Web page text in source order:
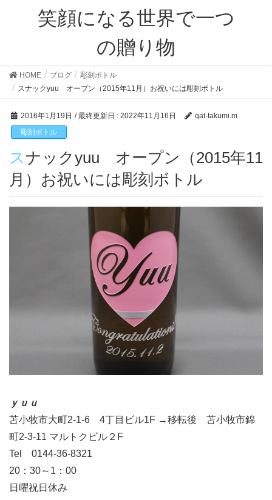
笑顔になる世界で一つ
の贈り物
HOME ブログ
彫刻ボトル
スナックyuu オープン（2015年11月）お祝いには彫刻ボトル
2016年1月19日 / 最終更新日 : 2022年11月16日
qat-takumi.m
彫刻ボトル
スナックyuu オープン（2015年11
月）お祝いには彫刻ボトル
ｙｕｕ
苫小牧市大町2-1-6 4丁目ビル1F →移転後 苫小牧市錦
町2-3-11 マルトクビル２F
Tel 0144-36-8321
20：30～1：00
日曜祝日休み